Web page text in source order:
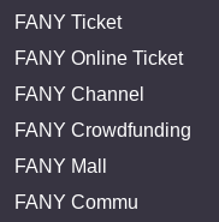
FANY Ticket
FANY Online Ticket
FANY Channel
FANY Crowdfunding
FANY Mall
FANY Commu